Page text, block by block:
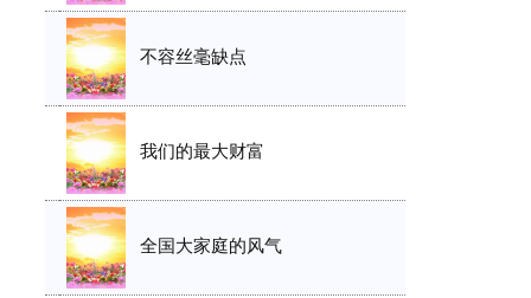
不容丝毫缺点
我们的最大财富
全国大家庭的风气